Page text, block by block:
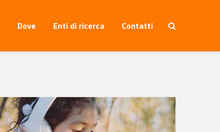
Dove Enti di ricerca Contatti